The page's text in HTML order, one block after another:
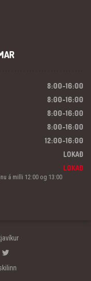
8:00-16:00
8:00-16:00
8:00-16:00
8:00-16:00
12:00-16:00
LOKAÐ
LOKAÐ
á milli 12:00 og 13:00